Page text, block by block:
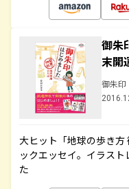
御朱
末開
御朱印
大ヒット「地球の歩き方
ックエッセイ。イラス
た